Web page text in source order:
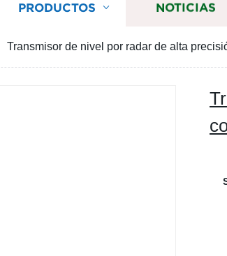
PRODUCTOS NOTICIAS
Transmisor de nivel por radar de alta